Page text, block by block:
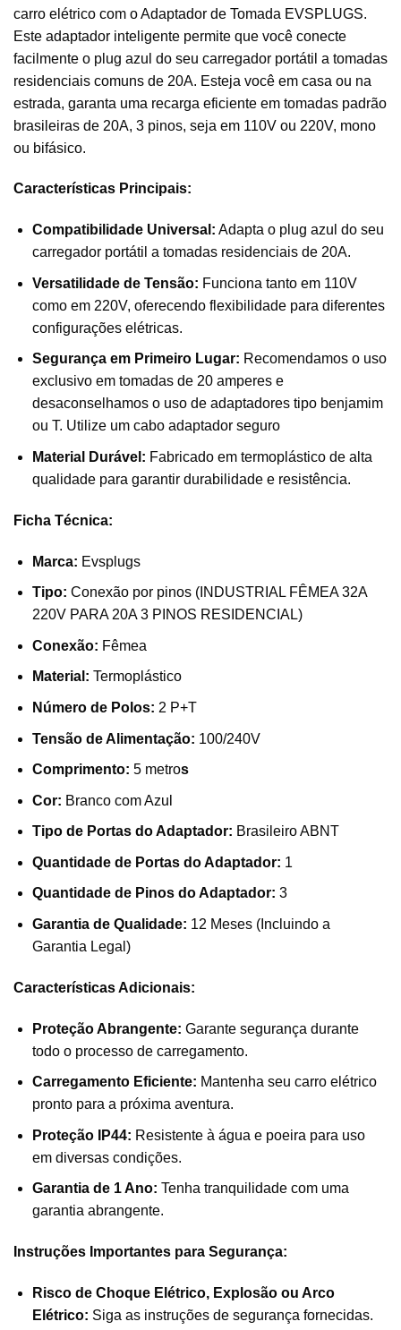
carro elétrico com o Adaptador de Tomada EVSPLUGS.
Este adaptador inteligente permite que você conecte
facilmente o plug azul do seu carregador portátil a tomadas
residenciais comuns de 20A. Esteja você em casa ou na
estrada, garanta uma recarga eficiente em tomadas padrão
brasileiras de 20A, 3 pinos, seja em 110V ou 220V, mono
ou bifásico.
Características Principais:
Compatibilidade Universal: Adapta o plug azul do seu
carregador portátil a tomadas residenciais de 20A.
Versatilidade de Tensão: Funciona tanto em 110V
como em 220V, oferecendo flexibilidade para diferentes
configurações elétricas.
Segurança em Primeiro Lugar: Recomendamos o uso
exclusivo em tomadas de 20 amperes e
desaconselhamos o uso de adaptadores tipo benjamim
ou T. Utilize um cabo adaptador seguro
Material Durável: Fabricado em termoplástico de alta
qualidade para garantir durabilidade e resistência.
Ficha Técnica:
Marca: Evsplugs
Tipo: Conexão por pinos (INDUSTRIAL FÊMEA 32A
220V PARA 20A 3 PINOS RESIDENCIAL)
Conexão: Fêmea
Material: Termoplástico
Número de Polos: 2 P+T
Tensão de Alimentação: 100/240V
Comprimento: 5 metros
Cor: Branco com Azul
Tipo de Portas do Adaptador: Brasileiro ABNT
Quantidade de Portas do Adaptador: 1
Quantidade de Pinos do Adaptador: 3
Garantia de Qualidade: 12 Meses (Incluindo a
Garantia Legal)
Características Adicionais:
Proteção Abrangente: Garante segurança durante
todo o processo de carregamento.
Carregamento Eficiente: Mantenha seu carro elétrico
pronto para a próxima aventura.
Proteção IP44: Resistente à água e poeira para uso
em diversas condições.
Garantia de 1 Ano: Tenha tranquilidade com uma
garantia abrangente.
Instruções Importantes para Segurança:
Risco de Choque Elétrico, Explosão ou Arco
Elétrico: Siga as instruções de segurança fornecidas.